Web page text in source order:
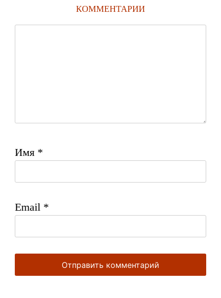
КОММЕНТАРИИ
Имя *
Email *